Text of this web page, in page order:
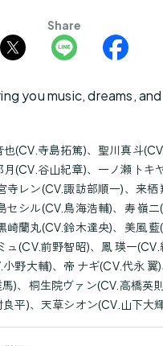
Share
you music, dreams,
(CV.寺島拓篤)、聖川真斗
月(CV.谷山紀章)、一ノ瀬トキ
寺レン(CV.諏訪部順一)、来栖
セシル(CV.鳥海浩輔)、寿 嶺
崎蘭丸(CV.鈴木達央)、美風
ュ(CV.前野智昭)、鳳 瑛一(CV.
野大輔)、帝 ナギ(CV.代永 翼
)、桐生院ヴァン(CV.高橋英
良平)、天草シオン(CV.山下大